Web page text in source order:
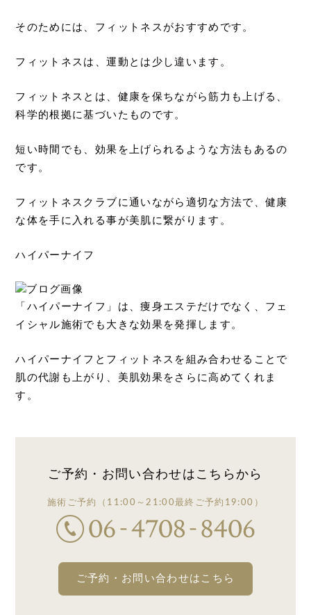
そのためには、フィットネスがおすすめです。
フィットネスは、運動とは少し違います。
フィットネスとは、健康を保ちながら筋力も上げる、
科学的根拠に基づいたものです。
短い時間でも、効果を上げられるような方法もあるの
です。
フィットネスクラブに通いながら適切な方法で、健康
な体を手に入れる事が美肌に繋がります。
ハイパーナイフ
「ハイパーナイフ」は、痩身エステだけでなく、フェ
イシャル施術でも大きな効果を発揮します。
ハイパーナイフとフィットネスを組み合わせることで
肌の代謝も上がり、美肌効果をさらに高めてくれま
す。
ご予約・お問い合わせはこちらから
施術ご予約 （11:00～21:00最終ご予約19:00）
ご予約・お問い合わせはこちら